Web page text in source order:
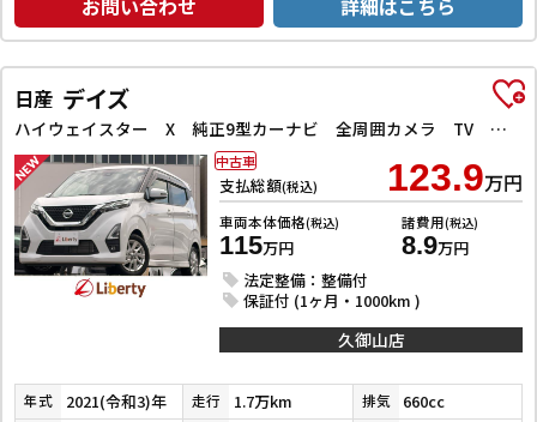
お問い合わせ 詳細はこちら
日産 デイズ
ハイウェイスター X 純正9型カーナビ 全周囲カメラ TV クリアランスソナー 衝突被害軽減システム オートライト LEDヘッドランプ スマートキー アイドリングストップ 電動格納ミラー シートヒーター ベンチシート
支払総額(税込) 123.9万円
車両本体価格(税込)
115万円
諸費用(税込)
8.9万円
法定整備：整備付
保証付 (1ヶ月・1000km )
中古車
久御山店
年式 2021(令和3)年 走行 1.7万km 排気 660cc